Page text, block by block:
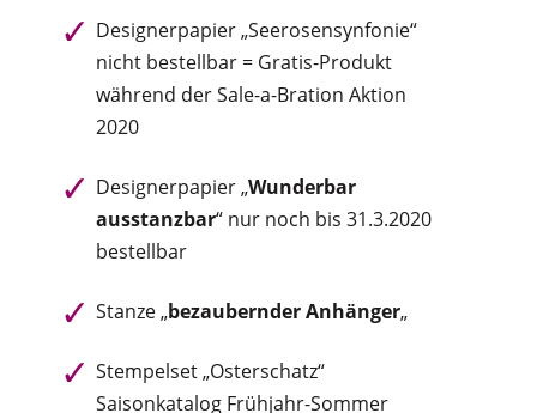
Designerpapier „Seerosensynfonie“
nicht bestellbar = Gratis-Produkt
während der Sale-a-Bration Aktion
2020
Designerpapier „Wunderbar
ausstanzbar“ nur noch bis 31.3.2020
bestellbar
Stanze „bezaubernder Anhänger„
Stempelset „Osterschatz“
Saisonkatalog Frühjahr-Sommer